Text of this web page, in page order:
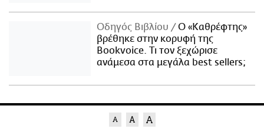
Οδηγός Βιβλίου
Ο «Καθρέφτης»
βρέθηκε στην κορυφή της
Bookvoice. Τι τον ξεχώρισε
ανάμεσα στα μεγάλα best sellers;